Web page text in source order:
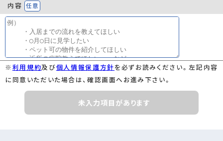
内容 任意
※ 利用規約及び個人情報保護方針を必ずお読みください。左記内容
に同意いただいた場合は、確認画面へお進み下さい。
未入力項目があります